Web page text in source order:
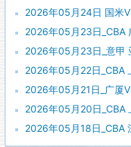
2026年05月24日 国米VS
2026年05月23日_CBA
2026年05月23日_意甲 亚特
2026年05月22日_CBA
2026年05月21日_广厦
2026年05月20日_CBA
2026年05月18日_CBA